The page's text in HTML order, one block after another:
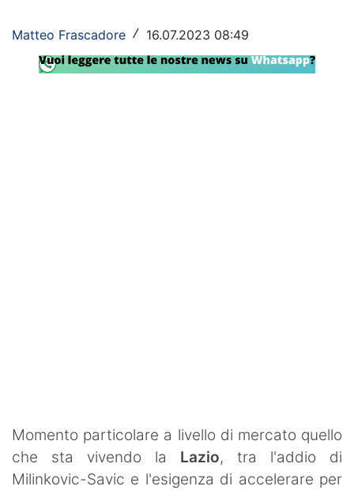
Calciomercato
Vela
SHOP LAZIO
Matteo Frascadore / 16.07.2023 08:49
Momento particolare a livello di mercato quello
che sta vivendo la Lazio, tra l'addio di
Milinkovic-Savic e l'esigenza di accelerare per